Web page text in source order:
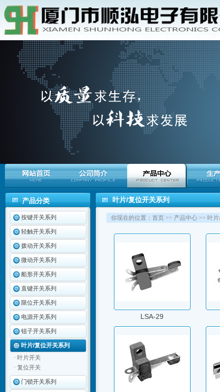
产品分类
按键开关系列
轻触开关系列
拨动开关系列
微动开关系列
船形开关系列
直键开关系列
限位开关系列
电源开关系列
钮子开关系列
叶片/复位开关系列
· 叶片开关
· 复位开关
门锁开关系列
叶片/复位开关系列
你现在的位置：首页 >> 产品中心 >>叶
LSA-29